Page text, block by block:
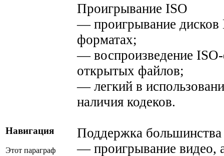
Навигация
Этот параграф
Проигрывание ISO
— проигрывание
форматах;
— воспроизведение
открытых файлов;
— легкий в
наличия кодеков.
Поддержка
— проигрывание видео,